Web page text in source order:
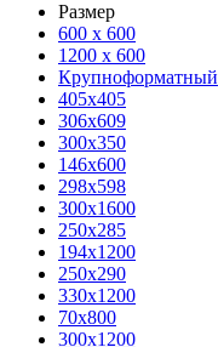
Размер
600 х 600
1200 х 600
Крупноформатный
405x405
306x609
300x350
146x600
298x598
300x1600
250x285
194x1200
250x290
330x1200
70x800
300x1200